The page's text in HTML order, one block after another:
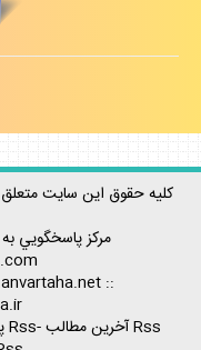
كليه حقوق اين سايت متعلق
مركز پاسخگويي
::
Rss آخرين مطالب
-Rss پربيننده ترينها